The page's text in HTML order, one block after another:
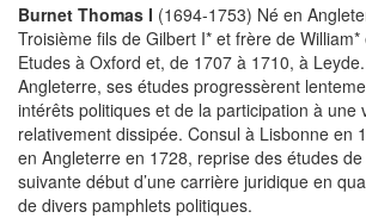
Burnet Thomas I (1694-1753) Né en
Troisième fils de Gilbert I* et frère de
Etudes à Oxford et, de 1707 à 1710, à
Angleterre, ses études progressèrent
intérêts politiques et de la participation à une
relativement dissipée. Consul à Lisbonne en
en Angleterre en 1728, reprise des études de
suivante début d’une carrière juridique en
de divers pamphlets politiques.